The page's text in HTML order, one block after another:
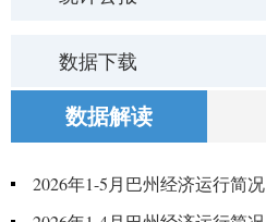
数据下载
数据解读
2026年1-5月巴州经济运行简况